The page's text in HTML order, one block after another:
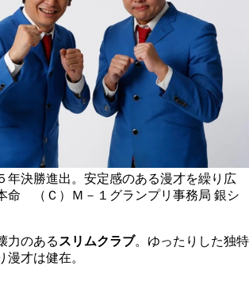
年決勝進出。安定感のある漫才を繰り広
命 （Ｃ）Ｍ－１グランプリ事務局 銀シ
力のある スリムクラブ。ゆったりした独特
漫才は健在。